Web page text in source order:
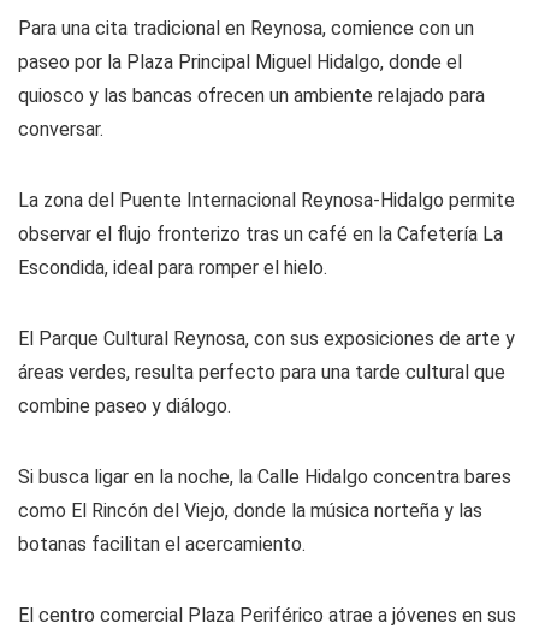
Para una cita tradicional en Reynosa, comience con un
paseo por la Plaza Principal Miguel Hidalgo, donde el
quiosco y las bancas ofrecen un ambiente relajado para
conversar.
La zona del Puente Internacional Reynosa-Hidalgo permite
observar el flujo fronterizo tras un café en la Cafetería La
Escondida, ideal para romper el hielo.
El Parque Cultural Reynosa, con sus exposiciones de arte y
áreas verdes, resulta perfecto para una tarde cultural que
combine paseo y diálogo.
Si busca ligar en la noche, la Calle Hidalgo concentra bares
como El Rincón del Viejo, donde la música norteña y las
botanas facilitan el acercamiento.
El centro comercial Plaza Periférico atrae a jóvenes en sus